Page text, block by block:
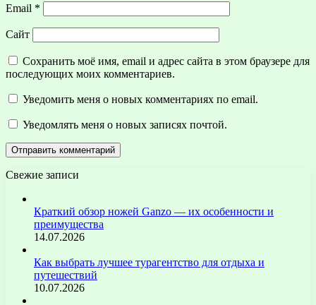
Email *
Сайт
Сохранить моё имя, email и адрес сайта в этом браузере для
последующих моих комментариев.
Уведомить меня о новых комментариях по email.
Уведомлять меня о новых записях почтой.
Свежие записи
Краткий обзор ножей Ganzo — их особенности и
преимущества
14.07.2026
Как выбрать лучшее турагентство для отдыха и
путешествий
10.07.2026